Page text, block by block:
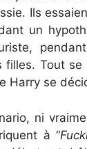
Ils
un
filles. Tout
Harry se
ni
à “